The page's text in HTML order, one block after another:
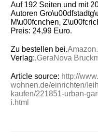
Auf 192 Seiten und mit
Autoren
M\u00fcnchen,
Preis: 24,99 Euro.
Zu bestellen bei.Amazon.
Verlag:.GeraNova
Article source: http://
wohnen.de/einrichten/
kaufen/221851-urban-
i.html